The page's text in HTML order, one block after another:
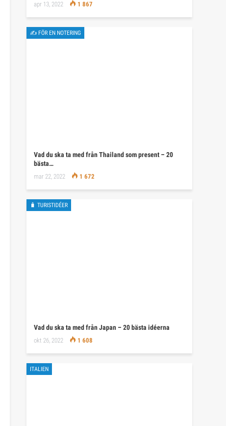
apr 13, 2022 1 867
✍ FÖR EN NOTERING
Vad du ska ta med från Thailand som present – 20
bästa…
mar 22, 2022 1 672
🧳 TURISTIDÉER
Vad du ska ta med från Japan – 20 bästa idéerna
okt 26, 2022 1 608
ITALIEN